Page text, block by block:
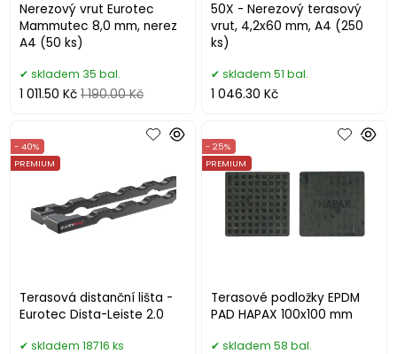
Nerezový vrut Eurotec
Mammutec 8,0 mm, nerez
A4 (50 ks)
skladem 35 bal.
1 011.50 Kč 1 190.00 Kč
50X - Nerezový terasový
vrut, 4,2x60 mm, A4 (250
ks)
skladem 51 bal.
1 046.30 Kč
Terasová distanční lišta -
Eurotec Dista-Leiste 2.0
- 40%
PREMIUM
skladem 18716 ks
Terasové podložky EPDM
PAD HAPAX 100x100 mm
- 25%
PREMIUM
skladem 58 bal.